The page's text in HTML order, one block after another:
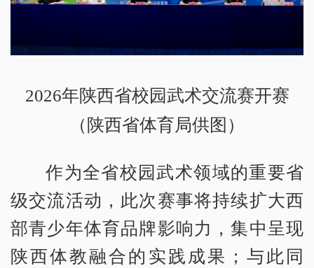
2026年陕西省校园武术交流赛开赛
（陕西省体育局供图）
作为全省校园武术领域的重要省
级交流活动，此次赛事将持续扩大西
部青少年体育品牌影响力，集中呈现
陕西体教融合的实践成果；与此同